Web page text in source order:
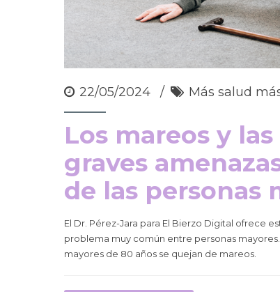
22/05/2024 Más salud
Los mareos y
graves
de las personas
El Dr. Pérez-Jara para El Bierzo Digital ofrece
problema muy común entre personas
mayores de 80 años se quejan de mareos.